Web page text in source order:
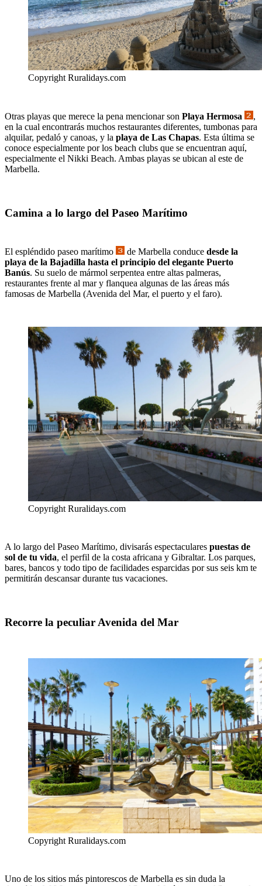
Copyright Ruralidays.com
Otras playas que merece la pena mencionar son Playa Hermosa
,
en la cual encontrarás muchos restaurantes diferentes, tumbonas para
alquilar, pedaló y canoas, y la playa de Las Chapas. Esta última se
conoce especialmente por los beach clubs que se encuentran aquí,
especialmente el Nikki Beach. Ambas playas se ubican al este de
Marbella.
Camina a lo largo del Paseo Marítimo
El espléndido paseo marítimo de Marbella conduce desde la
playa de la Bajadilla hasta el principio del elegante Puerto
Banús. Su suelo de mármol serpentea entre altas palmeras,
restaurantes frente al mar y flanquea algunas de las áreas más
famosas de Marbella (Avenida del Mar, el puerto y el faro).
Copyright Ruralidays.com
A lo largo del Paseo Marítimo, divisarás espectaculares puestas de
sol de tu vida, el perfil de la costa africana y Gibraltar. Los parques,
bares, bancos y todo tipo de facilidades esparcidas por sus seis km te
permitirán descansar durante tus vacaciones.
Recorre la peculiar Avenida del Mar
Copyright Ruralidays.com
Uno de los sitios más pintorescos de Marbella es sin duda la